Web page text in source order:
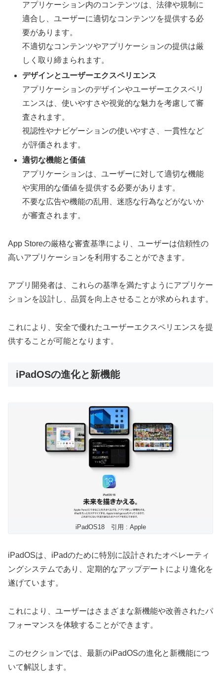
アプリケーション内のコンテンツは、法律や規制に
適合し、ユーザーに適切なコンテンツを提供する必
要があります。
不適切なコンテンツやアプリケーションの提供は厳
しく取り締まられます。
デザインとユーザーエクスペリエンス
アプリケーションのデザインやユーザーエクスペリ
エンスは、使いやすさや視覚的な魅力を考慮して審
査されます。
視認性やナビゲーションの使いやすさ、一貫性など
が評価されます。
適切な機能と価値
アプリケーションは、ユーザーに対して適切な機能
や実用的な価値を提供する必要があります。
不要な広告や機能の乱用、迷惑な行為などがないか
が審査されます。
App Storeの厳格な審査基準により、ユーザーは信頼性の
高いアプリケーションを利用することができます。
アプリ開発者は、これらの基準を満たすようにアプリケー
ションを設計し、品質を向上させることが求められます。
これにより、安全で優れたユーザーエクスペリエンスを提
供することが可能となります。
iPadOSの進化と新機能
iPadOS18 引用 : Apple
iPadOSは、iPadのために特別に設計されたオペレーティ
ングシステムであり、定期的なアップデートにより進化を
遂げています。
これにより、ユーザーはさまざまな新機能や改善されたパ
フォーマンスを体験することができます。
このセクションでは、最新のiPadOSの進化と新機能につ
いて解説します。